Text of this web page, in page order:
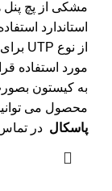
مشکی از پچ پنل
مورد استفاده
محصول می
پاسکال در